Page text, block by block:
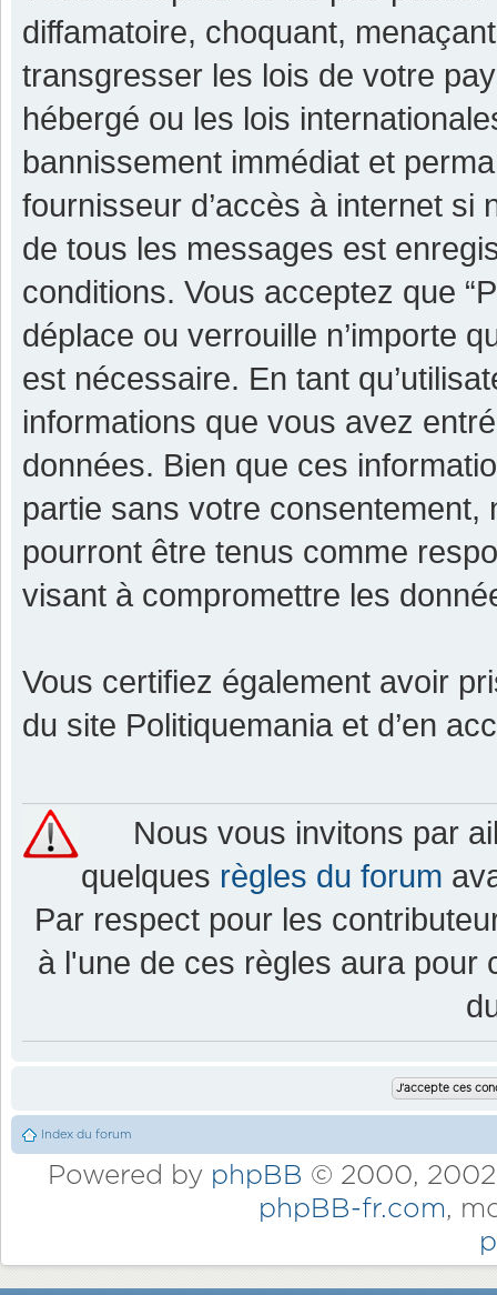
diffamatoire, choquant,
transgresser les lois de votre
hébergé ou les lois
bannissement immédiat et
fournisseur d’accès à internet si
de tous les messages est
conditions. Vous acceptez que
déplace ou verrouille n’importe
est nécessaire. En tant
informations que vous avez
données. Bien que ces
partie sans votre consentement,
pourront être tenus comme
visant à compromettre les
Vous certifiez également avoir
du site Politiquemania et d’en
Nous vous invitons par
quelques règles du forum
Par respect pour les
à l'une de ces règles aura pour
Index du forum
Powered by phpBB © 2000,
phpBB-fr.com,